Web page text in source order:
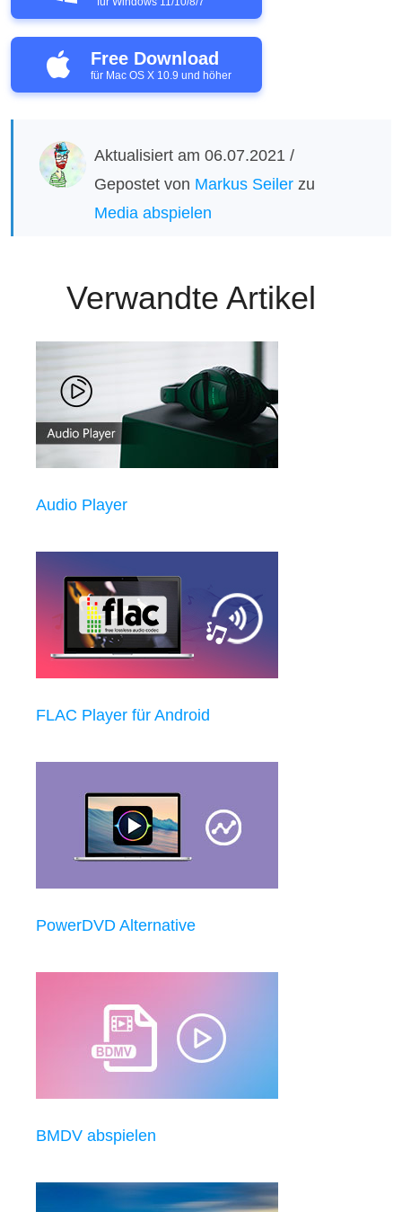
Free Download
für Mac OS X 10.9 und höher
Aktualisiert am 06.07.2021 /
Gepostet von Markus Seiler zu
Media abspielen
Verwandte Artikel
Audio Player
FLAC Player für Android
PowerDVD Alternative
BMDV abspielen